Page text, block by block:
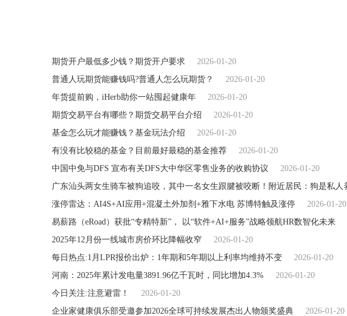
期货开户最低多少钱？期货开户要求
2026-01-20
普通人玩期货能赚钱吗?普通人怎么玩期货？
2026-01-20
年货提前购，iHerb助你一站囤起健康年
2026-01-20
期货交易平台有哪些？期货交易平台介绍
2026-01-20
基金怎么玩才能赚钱？基金玩法介绍
2026-01-20
有没有比较稳的基金？目前最好最稳的基金推荐
2026-01-20
中国中免与DFS 宣布有关DFS大中华区零售业务的收购协议
2026-01-20
涨停雷达：AI4S+AI应用+混凝土外加剂+雅下水电 苏博特触及涨停
2026-01-20
易薪路（eRoad）获批“专精特新”， 以“软件+AI+服务”战略领航HR数智化未来
2025年12月份一线城市房价环比降幅收窄
2026-01-20
每日热点:1月LPR报价出炉：1年期和5年期以上利率均维持不变
2026-01-20
河南：2025年累计发电量3891.96亿千瓦时，同比增加4.3%
2026-01-20
今日关注:注意避雷！
2026-01-20
企业家健康俱乐部受邀参加2026全球可持续发展杰出人物颁奖盛典
2026-01-20